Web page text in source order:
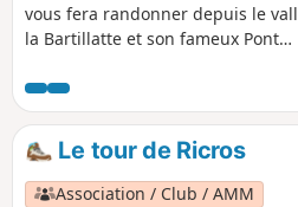
vous fera randonner depuis le
la Bartillatte et son fameux Pont
de Quinssaines, perchée sur son
Ce circuit est praticable en VTT. Il
être facilement raccourci (voir
informations pratiques).
Le tour de Ricros
Association / Club / AMM